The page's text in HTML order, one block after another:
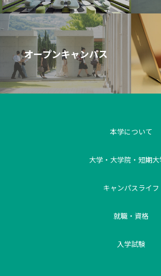
オープンキャンパス
本学について
大学・大学院・短期
キャンパスライフ
就職・資格
入学試験